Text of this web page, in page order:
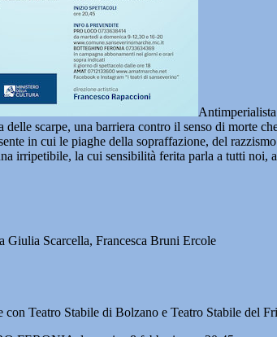
delle scarpe, una barriera contro il senso di morte
in cui le piaghe della sopraffazione, del
irripetibile, la cui sensibilità ferita parla a tutti noi,
Scarcella, Francesca Bruni Ercole
Teatro Stabile di Bolzano e Teatro Stabile del